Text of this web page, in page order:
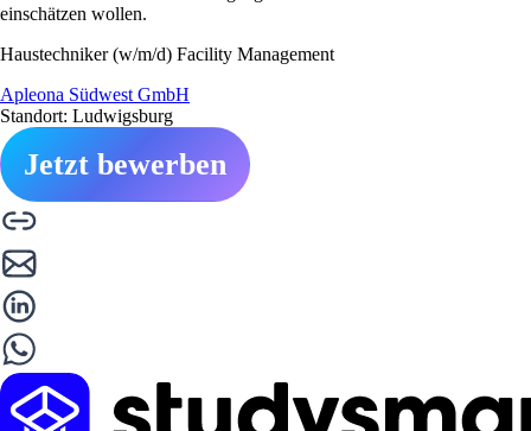
einschätzen wollen.
Haustechniker (w/m/d) Facility Management
Apleona Südwest GmbH
Standort: Ludwigsburg
Jetzt bewerben